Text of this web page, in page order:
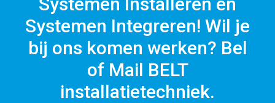
Systemen Integreren! Wil je
bij ons komen werken? Bel
of Mail BELT
installatietechniek.